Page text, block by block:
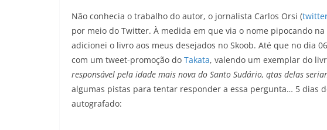
Não conhecia o trabalho do autor, o jornalista Carlos Orsi (
por meio do Twitter. À medida em que via o nome pipocando
adicionei o livro aos meus desejados no Skoob. Até que no dia
com um tweet-promoção do Takata, valendo um exemplar do
responsável pela idade mais nova do Santo Sudário, qtas delas
algumas pistas para tentar responder a essa pergunta… 5 dias
autografado: